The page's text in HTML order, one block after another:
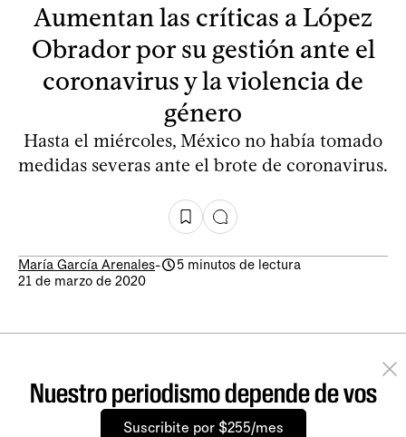
Aumentan las críticas a López
Obrador por su gestión ante el
coronavirus y la violencia de
género
Hasta el miércoles, México no había tomado
medidas severas ante el brote de coronavirus.
María García Arenales-
5 minutos de lectura
21 de marzo de 2020
Nuestro periodismo depende de vos
Suscribite por $255/mes